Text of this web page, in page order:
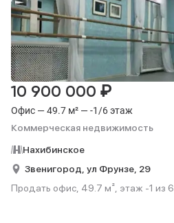
Офис — 49.7 м² — -1/6 этаж
Коммерческая недвижимость
10 900 000 ₽
Нахибинское
Звенигород, ул Фрунзе, 29
Продать офис, 49.7 м², этаж -1 из 6.